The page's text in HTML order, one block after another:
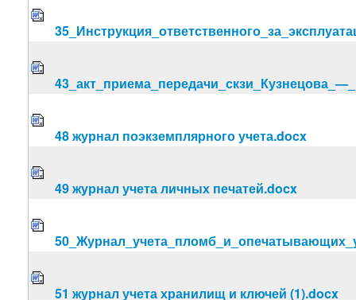
48 журнал поэкземплярного учета.docx
49 журнал учета личных печатей.docx
51 журнал учета хранилищ и ключей (1).docx